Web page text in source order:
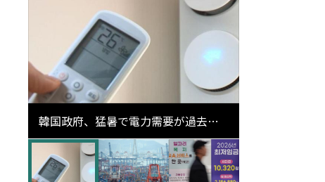
韓国政府、猛暑で電力需要が過去最
高更新の可能性に需給対応体制を点